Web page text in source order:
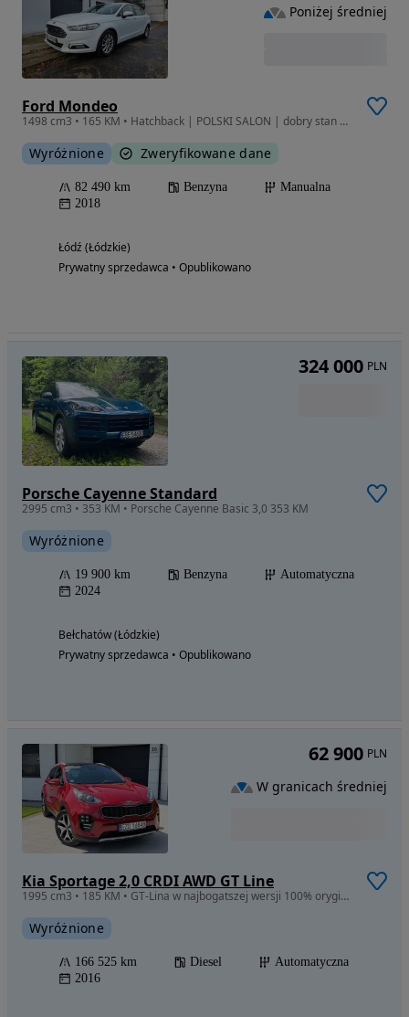
Ford Mondeo
1498 cm3 • 165 KM • Hatchback | POLSKI SALON | dobry stan MAŁY przebieg | benzyna | VAT23%
Wyróżnione Zweryfikowane dane
82 490 km Benzyna
Manualna
2018
Łódź (Łódzkie)
Prywatny sprzedawca • Opublikowano
Poniżej średniej
Porsche Cayenne Standard
2995 cm3 • 353 KM • Porsche Cayenne Basic 3,0 353 KM
Wyróżnione
19 900 km Benzyna
Automatyczna
2024
Bełchatów (Łódzkie)
Prywatny sprzedawca • Opublikowano
324 000 PLN
Kia Sportage 2,0 CRDI AWD GT Line
1995 cm3 • 185 KM • GT-Lina w najbogatszej wersji 100% oryginał
Wyróżnione
166 525 km Diesel
Automatyczna
2016
62 900 PLN
W granicach średniej